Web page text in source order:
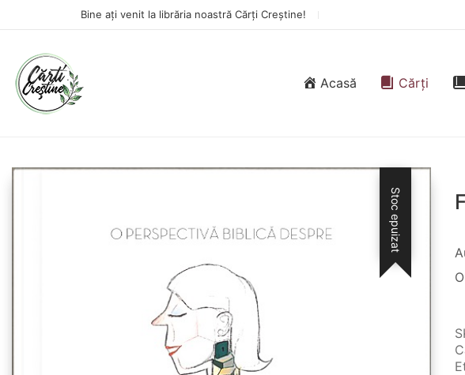
Bine ați venit la librăria noastră Cărți Creștine!
Acasă Cărți
Stoc epuizat